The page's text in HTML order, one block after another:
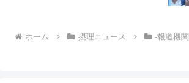
ホーム 摂理ニュース -報道機